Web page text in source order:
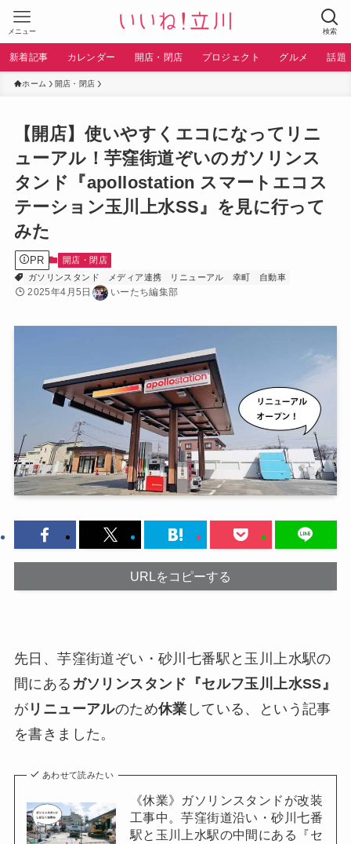
検索
メニュー
新着記事 カレンダー 開店・閉店 プロジェクト グルメ 話題
ホーム 開店・閉店
【開店】使いやすくエコになってリニ
ューアル！芋窪街道ぞいのガソリンス
タンド『apollostation スマートエコス
テーション玉川上水SS』を見に行って
みた
PR
開店・閉店
ガソリンスタンド
メディア連携 リニューアル 幸町 自動車
2025年4月5日 いーたち編集部
URLをコピーする
先日、芋窪街道ぞい・砂川七番駅と玉川上水駅の
間にある ガソリンスタンド『セルフ玉川上水SS』
が リニューアルのため休業 している、という記事
を書きました。
あわせて読みたい
《休業》ガソリンスタンドが改装
工事中。芋窪街道沿い・砂川七番
駅と玉川上水駅の中間にある『セ